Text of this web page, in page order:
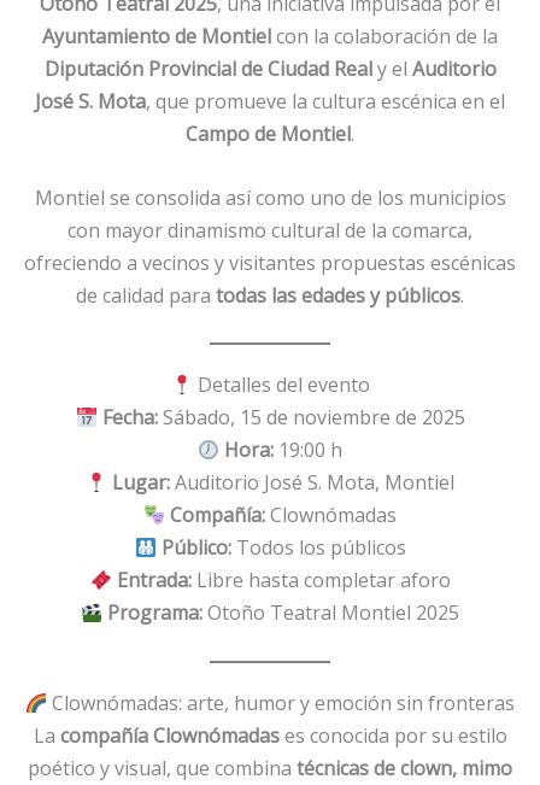
Ayuntamiento de Montielcon la colaboración de la
Diputación Provincial de Ciudad Realy el Auditorio
José S. Mota, que promueve la cultura escénica en el
Campo de Montiel.
Montiel se consolida así como uno de los municipios
con mayor dinamismo cultural de la comarca,
ofreciendo a vecinos y visitantes propuestas escénicas
de calidad para todas las edades y públicos.
Detalles del evento
Fecha:Sábado, 15 de noviembre de 2025
Hora: 19:00 h
Lugar:Auditorio José S. Mota, Montiel
Compañía:Clownómadas
Público:Todos los públicos
Entrada:Libre hasta completar aforo
Programa:Otoño Teatral Montiel 2025
Clownómadas: arte, humor y emoción sin fronteras
La compañía Clownómadases conocida por su estilo
poético y visual, que combina técnicas de clown, mimo